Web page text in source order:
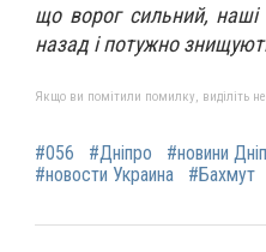
що ворог сильний, наші
назад і потужно
Якщо ви помітили помилку, виділіть
#056 #Дніпро #новини
#новости Украина
#Бахмут